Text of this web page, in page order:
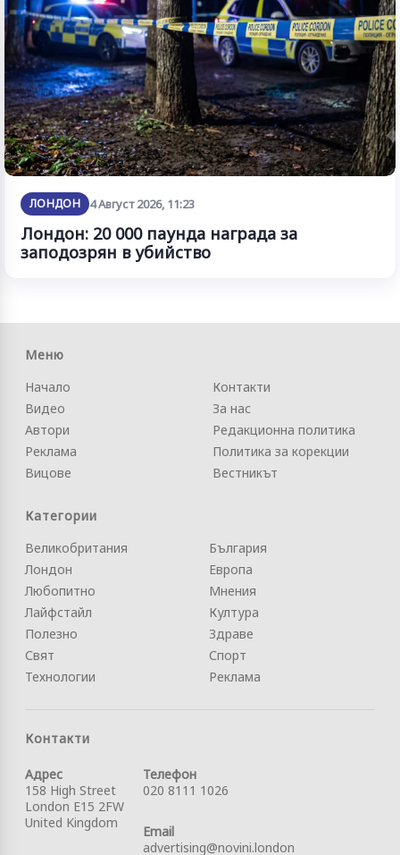
ЛОНДОН 4 Август 2026, 11:23
Лондон: 20 000 паунда награда за
заподозрян в убийство
Меню
Начало
Видео
Автори
Реклама
Вицове
Контакти
За нас
Редакционна политика
Политика за корекции
Вестникът
Категории
Великобритания
Лондон
Любопитно
Лайфстайл
Полезно
Свят
Технологии
България
Европа
Мнения
Култура
Здраве
Спорт
Реклама
Контакти
Адрес
158 High Street
London E15 2FW
United Kingdom
Телефон
020 8111 1026
Email
advertising@novini.london